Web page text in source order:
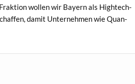
wollen wir Bay­ern als High­tech-
damit Unternehmen wie Quan­